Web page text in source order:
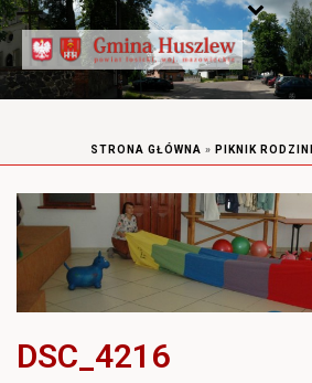
STRONA GŁÓWNA » PIKNIK
DSC_4216